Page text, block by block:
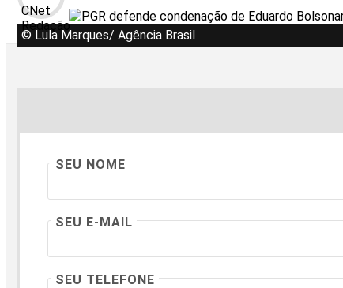
© Lula Marques/ Agência Brasil
SEU NOME
SEU E-MAIL
SEU TELEFONE